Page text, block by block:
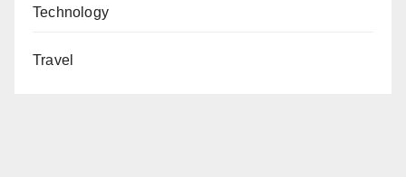
Technology
Travel